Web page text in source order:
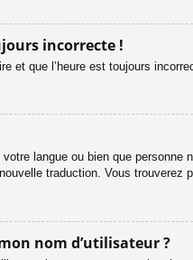
incorrecte !
et que l’heure est toujours
langue ou bien que
traduction. Vous trouverez
nom d’utilisateur ?